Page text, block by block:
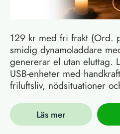
129 kr med fri frakt (Ord.
smidig dynamoladdare
genererar el utan eluttag.
USB-enheter med
friluftsliv, nödsituationer
Läs mer